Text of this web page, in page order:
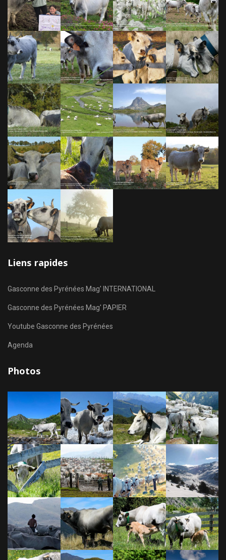
Liens rapides
Gasconne des Pyrénées Mag' INTERNATIONAL
Gasconne des Pyrénées Mag' PAPIER
Youtube Gasconne des Pyrénées
Agenda
Photos